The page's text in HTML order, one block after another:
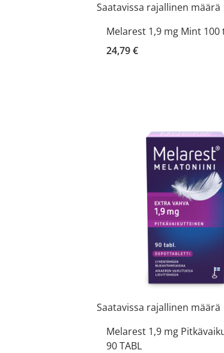
Saatavissa rajallinen määrä
Melarest 1,9 mg Mint 100
24,79 €
Saatavissa rajallinen määrä
Melarest 1,9 mg
90 TABL